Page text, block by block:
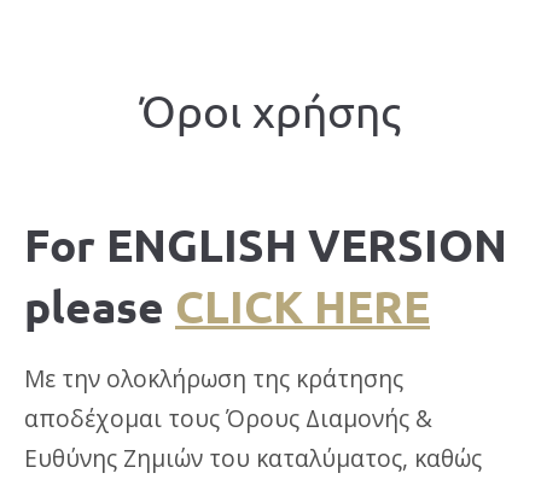
Όροι χρήσης
For ENGLISH VERSION
please CLICK HERE
Με την ολοκλήρωση της κράτησης
αποδέχομαι τους Όρους Διαμονής &
Ευθύνης Ζημιών του καταλύματος, καθώς